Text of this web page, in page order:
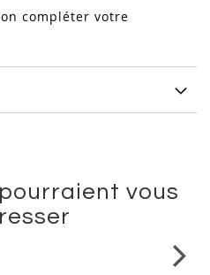
compléter votre
vous